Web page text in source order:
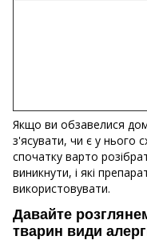
Якщо ви обзавелися
з'ясувати, чи є у нього
спочатку варто
виникнути, і які
використовувати.
Давайте
тварин види